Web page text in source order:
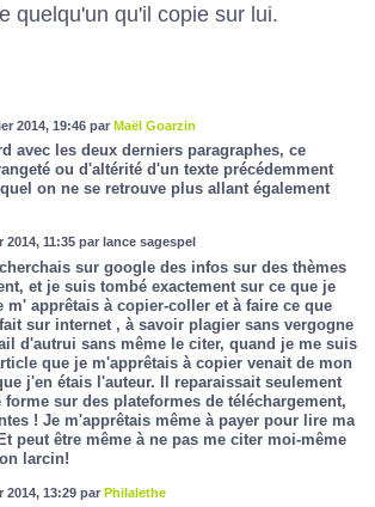
quelqu'un qu'il copie sur lui.
2014, 19:46 par Maël Goarzin
avec les deux derniers paragraphes, ce
ou d'altérité d'un texte précédemment
on ne se retrouve plus allant également
2014, 11:35 par lance sagespel
sur google des infos sur des thèmes
et je suis tombé exactement sur ce que je
m' apprêtais à copier-coller et à faire ce que
sur internet , à savoir plagier sans vergogne
d'autrui sans même le citer, quand je me suis
que je m'apprêtais à copier venait de mon
j'en étais l'auteur. Il reparaissait seulement
forme sur des plateformes de téléchargement,
! Je m'apprêtais même à payer pour lire ma
peut être même à ne pas me citer moi-même
larcin!
2014, 13:29 par Philalethe